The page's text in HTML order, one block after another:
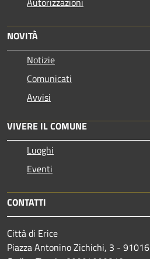
NOVITÀ
Notizie
Comunicati
Avvisi
VIVERE IL COMUNE
Luoghi
Eventi
CONTATTI
Città di Erice
Piazza Antonino Zichichi, 3 - 91016